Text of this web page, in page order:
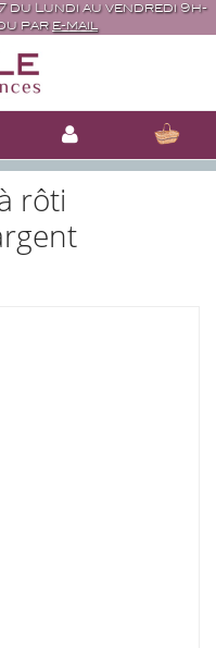
du Lundi au vendredi 9h-
par e-mail
rôti